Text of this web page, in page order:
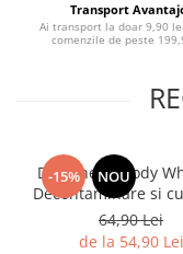
Transport
Ai transport la doar 9,90
comenzile de peste
-15% NOU
Deturner Bloody
Decontaminare si
Jante cu Reactie
pH Neutru 500ml
64,90 Lei
de la 54,90 Lei